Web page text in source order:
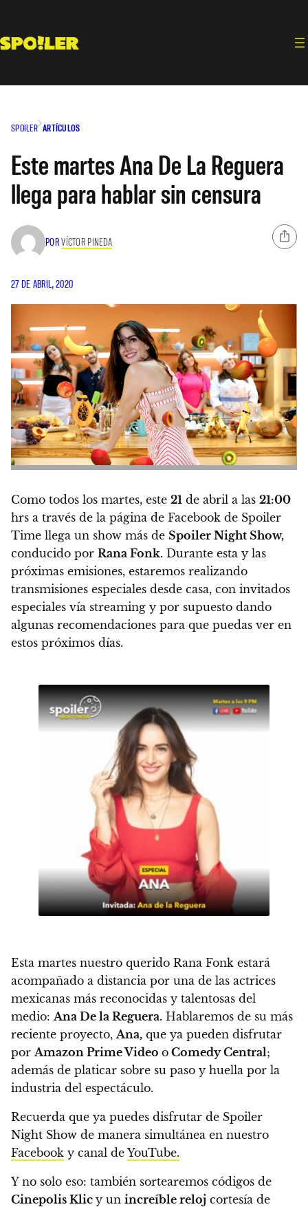
contenido
SPOILER ARTÍCULOS
Este martes Ana De La Reguera
llega para hablar sin censura
PORVÍCTOR PINEDA
27 DE ABRIL, 2020
Como todos los martes, este 21 de abril a las 21:00
hrs a través de la página de Facebook de Spoiler
Time llega un show más de Spoiler Night Show,
conducido por Rana Fonk. Durante esta y las
próximas emisiones, estaremos realizando
transmisiones especiales desde casa, con invitados
especiales vía streaming y por supuesto dando
algunas recomendaciones para que puedas ver en
estos próximos días.
Esta martes nuestro querido Rana Fonk estará
acompañado a distancia por una de las actrices
mexicanas más reconocidas y talentosas del
medio: Ana De la Reguera. Hablaremos de su más
reciente proyecto, Ana, que ya pueden disfrutar
por Amazon Prime Video o Comedy Central;
además de platicar sobre su paso y huella por la
industria del espectáculo.
Recuerda que ya puedes disfrutar de Spoiler
Night Show de manera simultánea en nuestro
Facebook y canal de YouTube.
Y no solo eso: también sortearemos códigos de
Cinepolis Klic y un increíble reloj cortesía de